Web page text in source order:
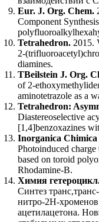
Eur. J. Org. Chem.
Component
Tetrahedron. 2015.
2-
diamines.
TBeilstein J. Org.
of 2-
aminotetrazole as a
Tetrahedron:
Diastereoselective
[1,4]benzoxazines
Inorganica Chimica
Photoinduced
based on toroid
Rhodamine-B.
Химия
Синтез
нитро-2Н-хроменов
ацетилацетона.